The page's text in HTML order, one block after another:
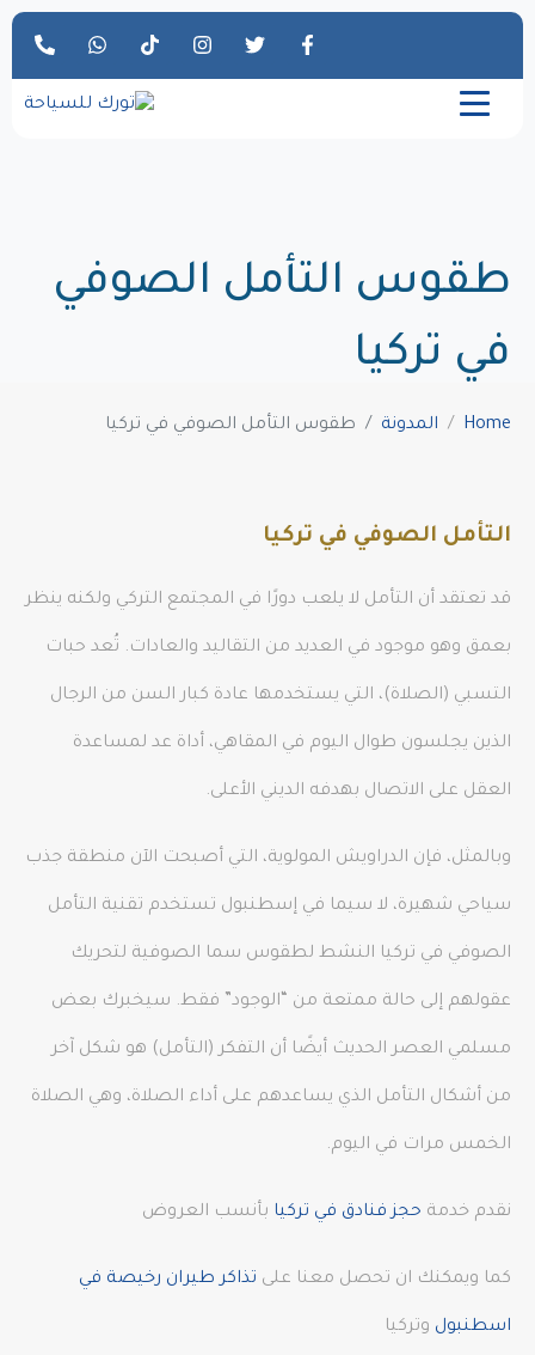
طقوس التأمل الصوفي
في تركيا
Home المدونة طقوس التأمل الصوفي في تركيا
التأمل الصوفي في تركيا
قد تعتقد أن التأمل لا يلعب دورًا في المجتمع التركي ولكنه ينظر
بعمق وهو موجود في العديد من التقاليد والعادات. تُعد حبات
التسبي (الصلاة)، التي يستخدمها عادة كبار السن من الرجال
الذين يجلسون طوال اليوم في المقاهي، أداة عد لمساعدة
العقل على الاتصال بهدفه الديني الأعلى.
وبالمثل، فإن الدراويش المولوية، التي أصبحت الآن منطقة جذب
سياحي شهيرة، لا سيما في إسطنبول تستخدم تقنية التأمل
الصوفي في تركيا النشط لطقوس سما الصوفية لتحريك
عقولهم إلى حالة ممتعة من “الوجود” فقط. سيخبرك بعض
مسلمي العصر الحديث أيضًا أن التفكر (التأمل) هو شكل آخر
من أشكال التأمل الذي يساعدهم على أداء الصلاة، وهي الصلاة
الخمس مرات في اليوم.
نقدم خدمة حجز فنادق في تركيا بأنسب العروض
كما ويمكنك ان تحصل معنا على تذاكر طيران رخيصة في
اسطنبول وتركيا